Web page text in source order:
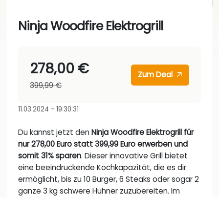
Ninja Woodfire Elektrogrill
278,00 €
399,99 €
Zum Deal
11.03.2024 - 19:30:31
Du kannst jetzt denNinja Woodfire Elektrogrill für
nur 278,00 Euro statt 399,99 Euro erwerben und
somit 31% sparen. Dieser innovative Grill bietet
eine beeindruckende Kochkapazität, die es dir
ermöglicht, bis zu 10 Burger, 6 Steaks oder sogar 2
ganze 3 kg schwere Hühner zuzubereiten. Im